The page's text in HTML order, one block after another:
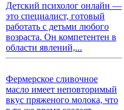
Детский психолог онлайн —
это специалист, готовый
работать с детьми любого
возраста. Он компетентен в
области явлений,...
Фермерское сливочное
масло имеет неповторимый
вкус пряженого молока, что